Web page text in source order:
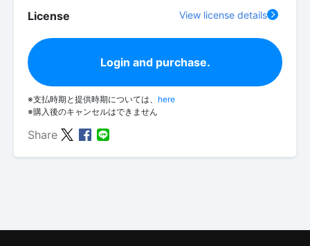
License View license details
Login and purchase.
※支払時期と提供時期については、 here
※購入後のキャンセルはできません
Share